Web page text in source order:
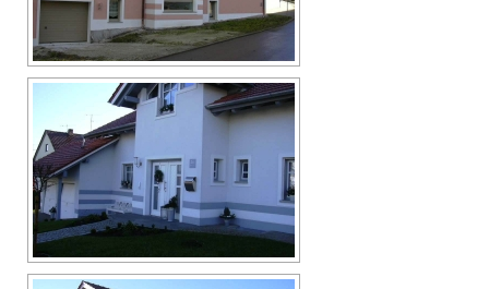
Industriebau
Fassadengestaltung
ThermoShield
Natursteinmauer
Referenzen
Kontakt